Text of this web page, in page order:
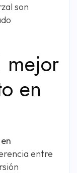
son
mejor
en
entre